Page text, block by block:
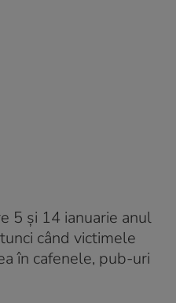
5 și 14 ianuarie anul
când victimele
în cafenele, pub-uri